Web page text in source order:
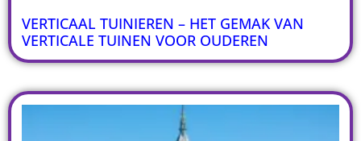
VERTICAAL TUINIEREN – HET GEMAK VAN
VERTICALE TUINEN VOOR OUDEREN